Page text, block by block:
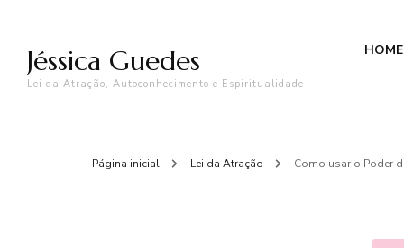
Jéssica Guedes
Lei da Atração, Autoconhecimento e Espiritualidade
HOME
Página inicial Lei da Atração Como usar o Poder